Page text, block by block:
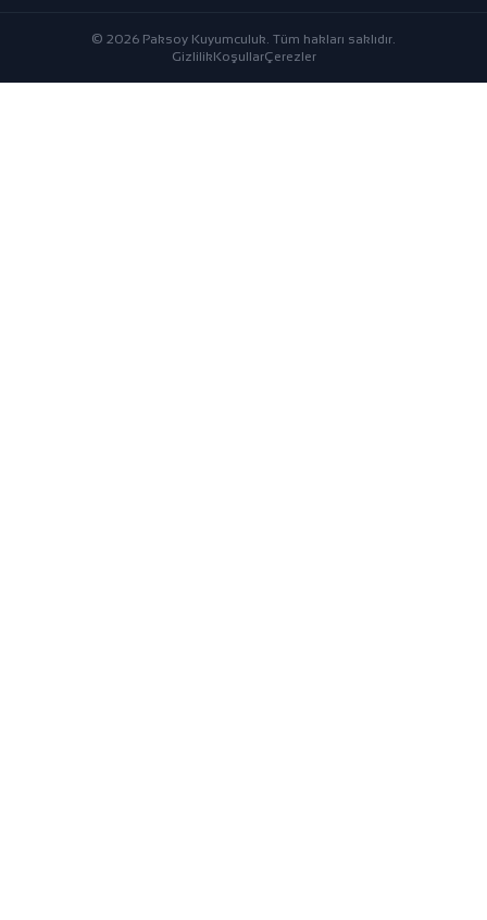
© 2026 Paksoy Kuyumculuk. Tüm hakları saklıdır.
GizlilikKoşullarÇerezler